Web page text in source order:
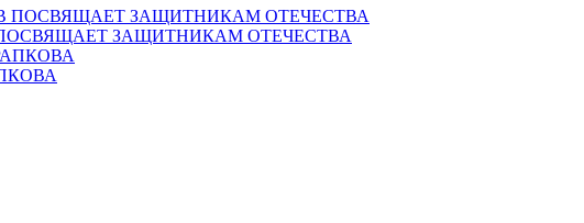
ЗАЩИТНИКАМ ОТЕЧЕСТВА